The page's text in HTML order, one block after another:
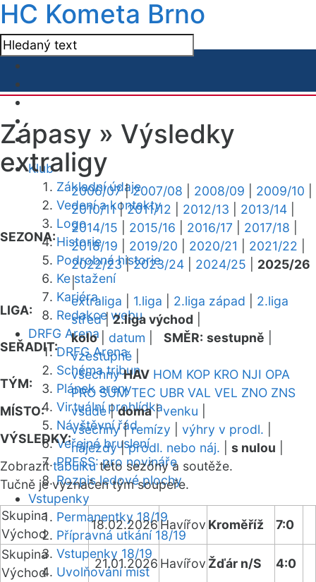
HC Kometa Brno
Klub
Základní údaje
Vedení a kontakty
Logo
Historie
Podrobná historie
Ke stažení
Kariéra
Redakce webu
DRFG Arena
DRFG Arena
Schéma tribun
Plánek areny
Virtuální prohlídka
Návštěvní řád
Veřejné bruslení
PRESS: pro novináře
Rozpis ledové plochy
Vstupenky
Permanentky 18/19
Přípravná utkání 18/19
Vstupenky 18/19
Uvolňování míst
Zápasy » Výsledky
extraligy
SEZONA:
2006/07|2007/08 2008/09 2009/10
2010/11|2011/12 2012/13 2013/14
2014/15
2015/16 2016/17 2017/18
2018/19
2019/20 2020/21 2021/22
2022/23|2023/24 2024/25
2025/26
|
LIGA:
extraliga 1.liga 2.liga západ
2.liga
střed|2.liga východ
SEŘADIT:
kolo| datum SMĚR: sestupně
vzestupně
TÝM:
všechny HAV HOM KOP KRO NJI OPA
PRO SUM TEC UBR VAL VEL ZNO ZNS
MÍSTO:
všude|doma|venku
VÝSLEDKY:
všechny|remízy výhry v prodl.
nájezdy|prodl. nebo náj. s nulou
Zobrazittabulkutéto sezóny a soutěže.
Tučně je vyznačen tým soupeře.
Skupina
Východ
18.02.2026Havířov Kroměříž
7:0
Skupina
Východ
21.01.2026 Havířov Žďár n/S
4:0